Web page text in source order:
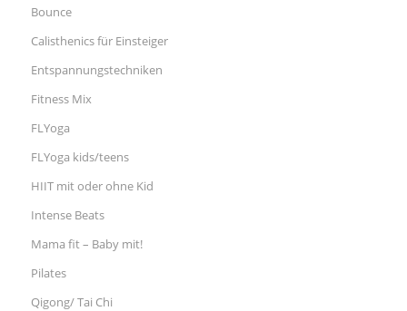
Bounce
Calisthenics für Einsteiger
Entspannungstechniken
Fitness Mix
FLYoga
FLYoga kids/teens
HIIT mit oder ohne Kid
Intense Beats
Mama fit – Baby mit!
Pilates
Qigong/ Tai Chi